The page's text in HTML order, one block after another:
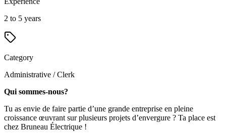
2 to 5 years
Category
Administrative / Clerk
Qui sommes-nous?
Tu as envie de faire partie d’une grande entreprise en pleine
croissance œuvrant sur plusieurs projets d’envergure ? Ta place est
chez Bruneau Électrique !